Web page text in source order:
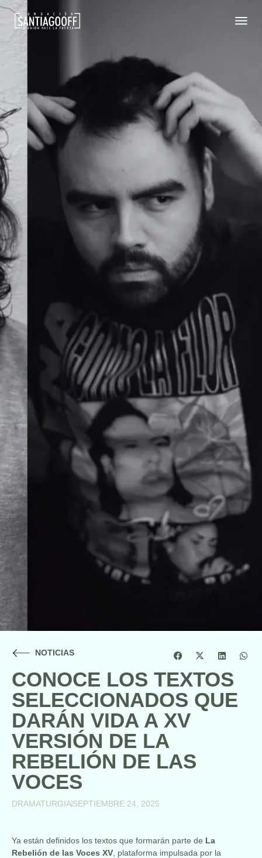
NOTICIAS
CONOCE LOS TEXTOS
SELECCIONADOS QUE
DARÁN VIDA A XV
VERSIÓN DE LA
REBELIÓN DE LAS
VOCES
DRAMATURGIASEPTIEMBRE 24, 2025
Ya están definidos los textos que formarán parte de La
Rebelión de las Voces XV , plataforma impulsada por la